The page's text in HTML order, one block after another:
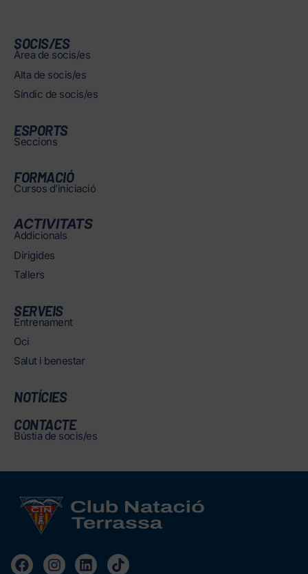
SOCIS/ES
Àrea de socis/es
Alta de socis/es
Síndic de socis/es
ESPORTS
Seccions
FORMACIÓ
Cursos d’iniciació
ACTIVITATS
Addicionals
Dirigides
Tallers
SERVEIS
Entrenament
Oci
Salut i benestar
NOTÍCIES
CONTACTE
Bústia de socis/es